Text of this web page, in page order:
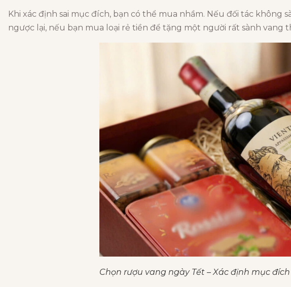
Khi xác định sai mục đích, bạn có thể mua nhầm. Nếu đối tác
ngược lại, nếu bạn mua loại rẻ tiền để tặng một người rất sành vang
Chọn rượu vang ngày Tết – Xác định mục